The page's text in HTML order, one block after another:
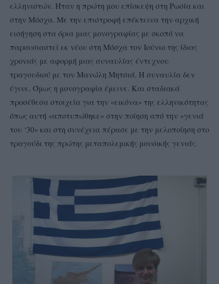
ελληνιστών. Ήταν η πρώτη μου επίσκεψη στη Ρωσία και
στην Μόσχα. Με την επιστροφή επέκτεινα την αρχική
εισήγηση στα όρια μιας μονογραφίας με σκοπό να
παρουσιαστεί εκ νέου στη Μόσχα τον Ιούνιο της ίδιας
χρονιάς με αφορμή μιας συναυλίας έντεχνου
τραγουδιού με τον Μανώλη Μητσιά. Η συναυλία δεν
έγινε. Όμως η μονογραφία έμεινε. Και σταδιακά
προσέθεσα στοιχεία για την «εικόνα» της ελληνικότητας
όπως αυτή «αποτυπώθηκε» στην ποίηση από την «γενιά
του ‘30» και στη συνέχεια πέρασε με την μελοποίηση στο
τραγούδι της πρώτης μεταπολεμικής μουσικής γενιάς.